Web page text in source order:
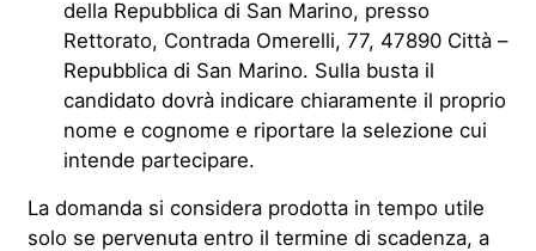
della Repubblica di San Marino, presso
Rettorato, Contrada Omerelli, 77, 47890 Città –
Repubblica di San Marino. Sulla busta il
candidato dovrà indicare chiaramente il proprio
nome e cognome e riportare la selezione cui
intende partecipare.
La domanda si considera prodotta in tempo utile
solo se pervenuta entro il termine di scadenza, a